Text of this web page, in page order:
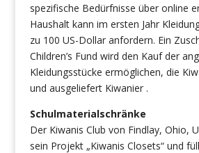
spezifische Bedürfnisse über online
Haushalt kann im ersten Jahr
zu 100 US-Dollar anfordern. Ein
Children’s Fund wird den Kauf der
Kleidungsstücke ermöglichen, die
und ausgeliefert Kiwanier .
Schulmaterialschränke
Der Kiwanis Club von Findlay, Ohio,
sein Projekt „Kiwanis Closets“ und